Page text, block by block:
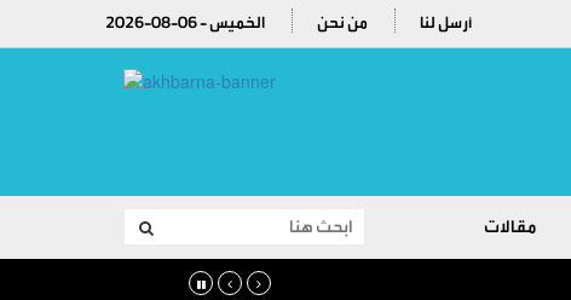
2026-08-06 - الخميس من نحن أرسل لنا
مقالات